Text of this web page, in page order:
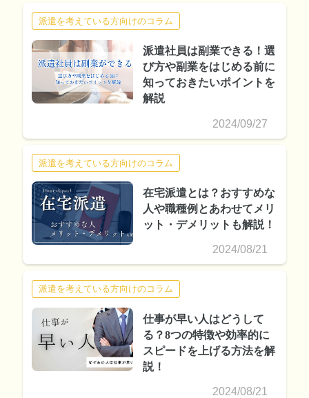
派遣を考えている方向けのコラム
派遣社員は副業できる！選
び方や副業をはじめる前に
知っておきたいポイントを
解説
2024/09/27
派遣を考えている方向けのコラム
在宅派遣とは？おすすめな
人や職種例とあわせてメリ
ット・デメリットも解説！
2024/08/21
派遣を考えている方向けのコラム
仕事が早い人はどうして
る？8つの特徴や効率的に
スピードを上げる方法を解
説！
2024/08/21